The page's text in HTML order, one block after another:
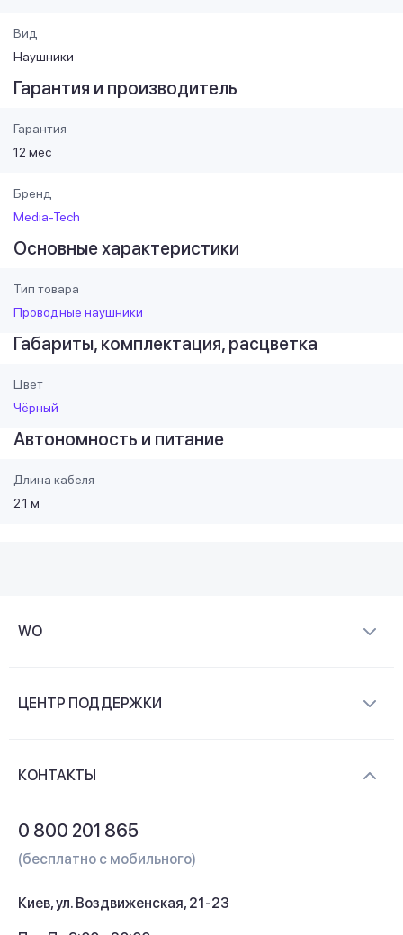
Вид
Наушники
Гарантия и производитель
Гарантия
12 мес
Бренд
Media-Tech
Основные характеристики
Тип товара
Проводные наушники
Габариты, комплектация, расцветка
Цвет
Чёрный
Автономность и питание
Длина кабеля
2.1 м
WO
Контакты
ЦЕНТР ПОДДЕРЖКИ
КОНТАКТЫ
0 800 201 865
(бесплатно с мобильного)
Киев, ул. Воздвиженская, 21-23